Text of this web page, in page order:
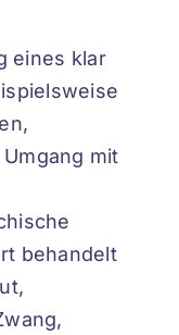
eines klar
mit
behandelt